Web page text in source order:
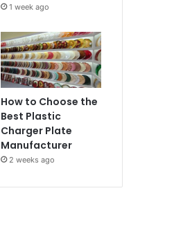
1 week ago
How to Choose the
Best Plastic
Charger Plate
Manufacturer
2 weeks ago